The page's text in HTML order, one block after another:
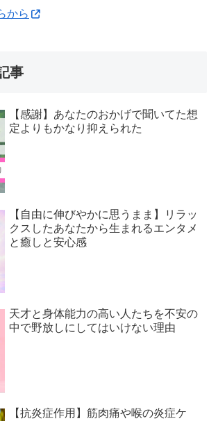
から
事
【感謝】あなたのおかげで聞いてた想
定よりもかなり抑えられた
【自由に伸びやかに思うまま】リラッ
クスしたあなたから生まれるエンタメ
と癒しと安心感
天才と身体能力の高い人たちを不安の
中で野放しにしてはいけない理由
【抗炎症作用】筋肉痛や喉の炎症ケ